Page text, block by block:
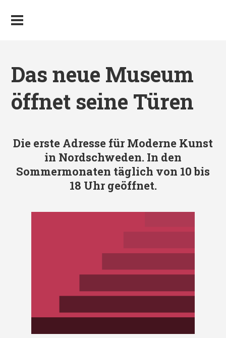
Das neue Museum
öffnet seine Türen
Die erste Adresse für Moderne Kunst
in Nordschweden. In den
Sommermonaten täglich von 10 bis
18 Uhr geöffnet.